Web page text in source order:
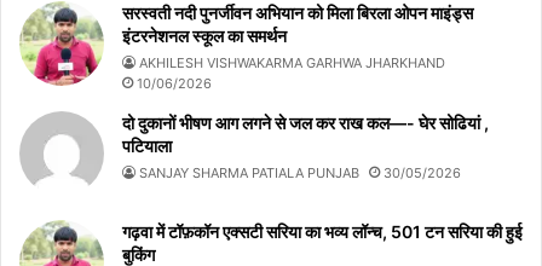
सरस्वती नदी पुनर्जीवन अभियान को मिला बिरला ओपन माइंड्स
इंटरनेशनल स्कूल का समर्थन
AKHILESH VISHWAKARMA GARHWA JHARKHAND
10/06/2026
दो दुकानों भीषण आग लगने से जल कर राख कल—- घेर सोढियां ,
पटियाला
SANJAY SHARMA PATIALA PUNJAB 30/05/2026
गढ़वा में टॉफ़कॉन एक्सटी सरिया का भव्य लॉन्च, 501 टन सरिया की हुई
बुकिंग